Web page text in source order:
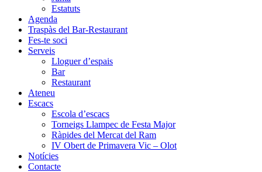
Estatuts
Agenda
Traspàs del Bar-Restaurant
Fes-te soci
Serveis
Lloguer d’espais
Bar
Restaurant
Ateneu
Escacs
Escola d’escacs
Torneigs Llampec de Festa Major
Ràpides del Mercat del Ram
IV Obert de Primavera Vic – Olot
Notícies
Contacte